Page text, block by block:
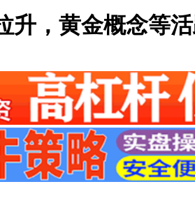
升，黄金概念等